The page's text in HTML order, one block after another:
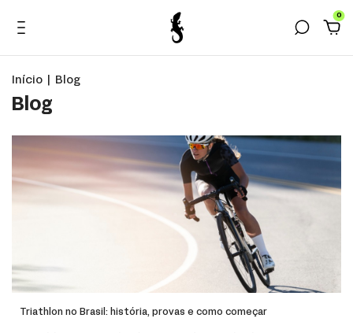
0
Início Blog
Blog
Triathlon no Brasil: história, provas e como começar